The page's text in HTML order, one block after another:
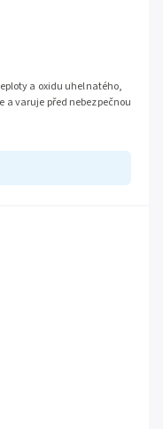
a oxidu uhelnatého,
a varuje před nebezpečnou